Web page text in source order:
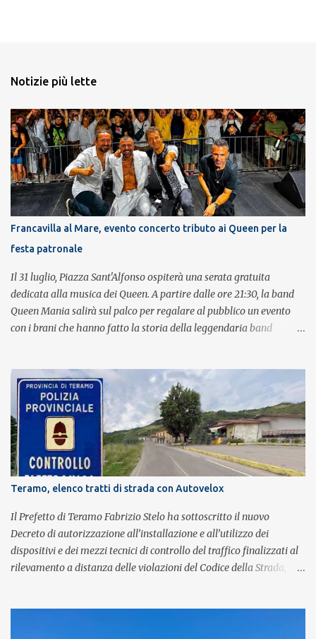
Notizie più lette
Francavilla al Mare, evento concerto tributo ai Queen per la
festa patronale
Il 31 luglio, Piazza Sant'Alfonso ospiterà una serata gratuita
dedicata alla musica dei Queen. A partire dalle ore 21:30, la band
Queen Mania salirà sul palco per regalare al pubblico un evento
con i brani che hanno fatto la storia della leggendaria band
con grande successo la passione e l'energia del celebre gruppo. Lo
spettacolo si inserisce nell'ambito dei festeggiamenti in onore di
Sant'Alfonso, il santo patrono della città. La formazione sul palco è
composta da Simone Fortuna alla batteria e voce, Fabrizio
Palermo al basso e voce, Tiziano Giampieri alla chitarra e voce, e
Salvo Vinci alla voce. Salvo Vinci è la voce scelta direttamente da
Brian May e Roger Taylor per il musical We Will Rock You.
Teramo, elenco tratti di strada con Autovelox
Il Prefetto di Teramo Fabrizio Stelo ha sottoscritto il nuovo
Decreto di autorizzazione all’installazione e all’utilizzo dei
dispositivi e dei mezzi tecnici di controllo del traffico finalizzati al
rilevamento a distanza delle violazioni del Codice della Strada,